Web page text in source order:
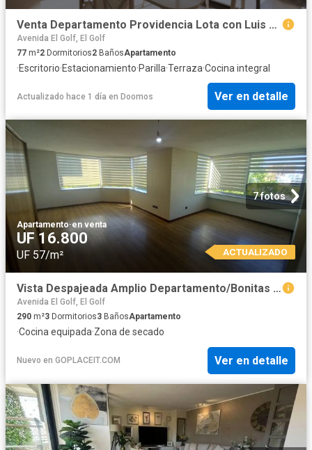
Venta Departamento Providencia Lota con Luis Thayer Ojeda
Avenida El Golf, El Golf
77 m²2 Dormitorios2 BañosApartamento
·Escritorio·Estacionamiento·Parilla·Terraza·Cocina integral
Actualizado hace 1 día en Doomos Ver en detalle
7 fotos
Apartamento·en venta
UF 16.800
UF 57/m² ACTUALIZADO
Vista Despajeada Amplio Departamento/Bonitas Areas Comunes, Providencia
Avenida El Golf, El Golf
290 m²3 Dormitorios3 BañosApartamento
·Cocina equipada·Zona de secado
Nuevo en GOPLACEIT.COM Ver en detalle